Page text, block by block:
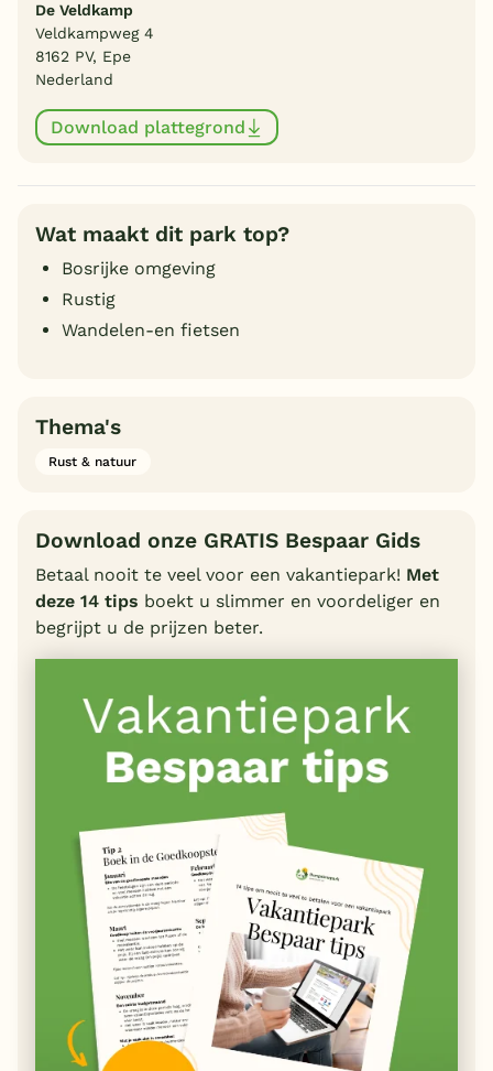
De Veldkamp
Veldkampweg 4
8162 PV, Epe
Nederland
Download plattegrond
Wat maakt dit park top?
Bosrijke omgeving
Rustig
Wandelen-en fietsen
Thema's
Rust & natuur
Download onze GRATIS Bespaar Gids
Betaal nooit te veel voor een vakantiepark! Met
deze 14 tips boekt u slimmer en voordeliger en
begrijpt u de prijzen beter.